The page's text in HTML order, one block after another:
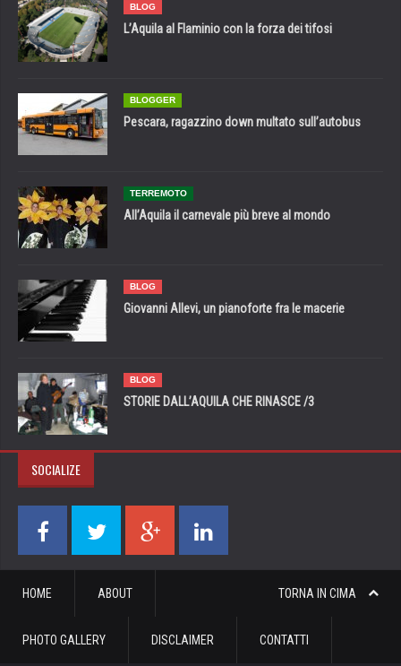
BLOG
L’Aquila al Flaminio con la forza dei tifosi
BLOGGER
Pescara, ragazzino down multato sull’autobus
TERREMOTO
All’Aquila il carnevale più breve al mondo
BLOG
Giovanni Allevi, un pianoforte fra le macerie
BLOG
STORIE DALL’AQUILA CHE RINASCE /3
SOCIALIZE
TORNA IN CIMA
HOME ABOUT
PHOTO GALLERY DISCLAIMER CONTATTI